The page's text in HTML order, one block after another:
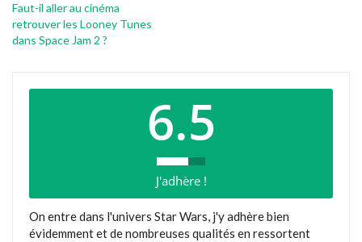
Faut-il aller au cinéma
retrouver les Looney Tunes
dans Space Jam 2 ?
6.5
J'adhère !
On entre dans l'univers Star Wars, j'y adhère bien
évidemment et de nombreuses qualités en ressortent